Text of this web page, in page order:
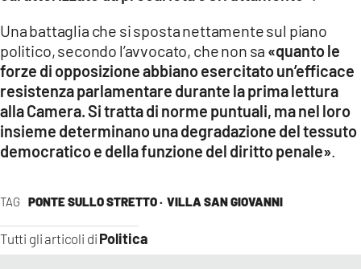
TAG PONTE SULLO STRETTO · VILLA SAN GIOVANNI
Tutti gli articoli di Politica
Una battaglia che si sposta nettamente sul piano
politico, secondo l’avvocato, che non sa «quanto le
forze di opposizione abbiano esercitato un’efficace
resistenza parlamentare durante la prima lettura
alla Camera. Si tratta di norme puntuali, ma nel loro
insieme determinano una degradazione del tessuto
democratico e della funzione del diritto penale»